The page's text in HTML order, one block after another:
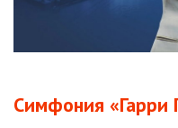
Симфония «Гарри